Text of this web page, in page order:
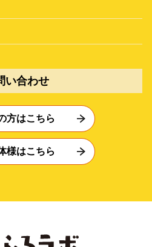
い合わせ
方はこちら
様はこちら